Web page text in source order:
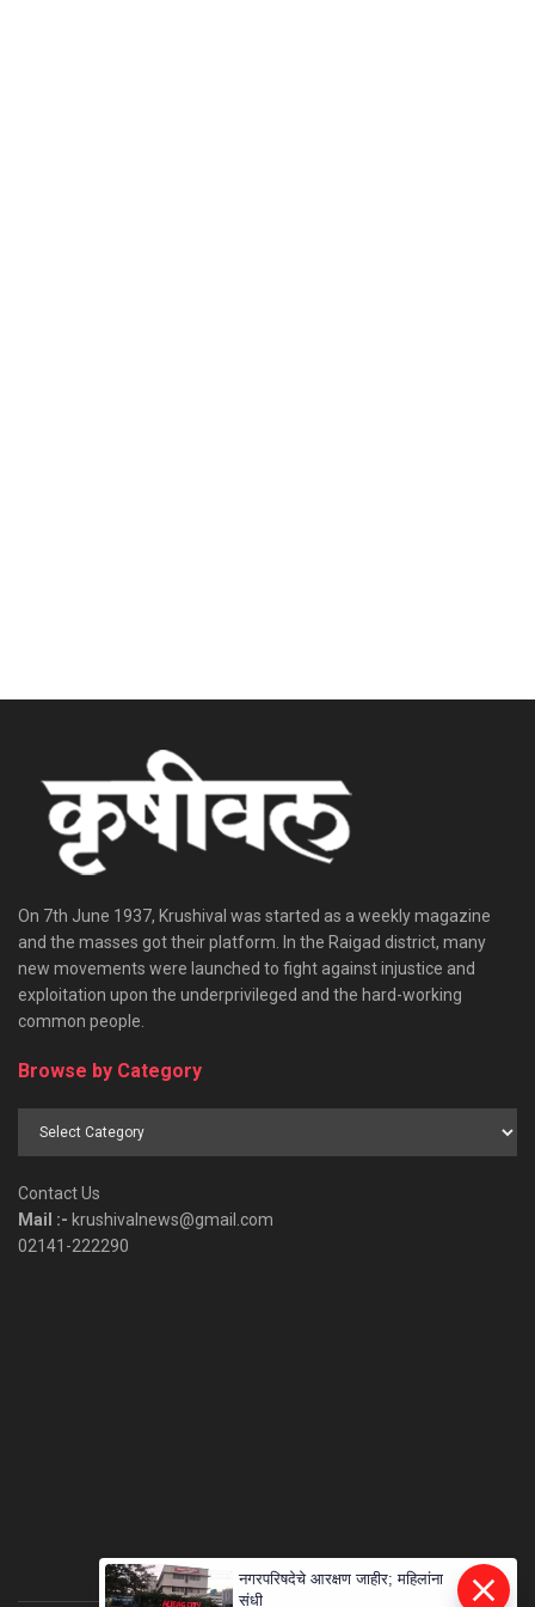
On 7th June 1937, Krushival was started as a weekly magazine
and the masses got their platform. In the Raigad district, many
new movements were launched to fight against injustice and
exploitation upon the underprivileged and the hard-working
common people.
Browse by Category
Contact Us
Mail :- krushivalnews@gmail.com
02141-222290
नगरपरिषदेचे आरक्षण जाहीर; महिलांना
संधी